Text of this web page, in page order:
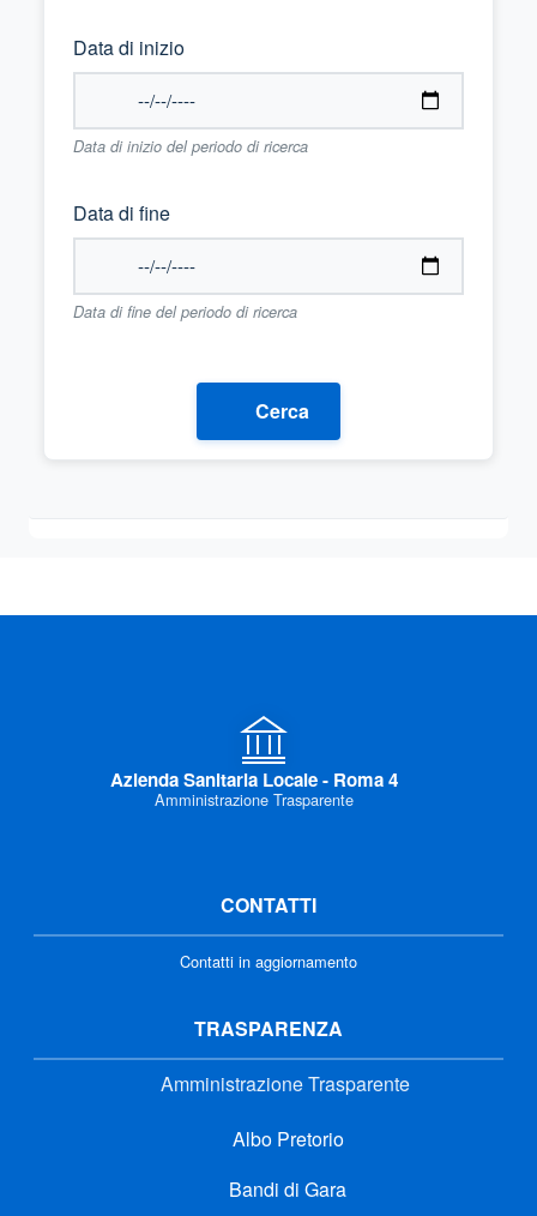
Data di inizio
Data di inizio del periodo di ricerca
Data di fine
Data di fine del periodo di ricerca
Cerca
Azienda Sanitaria Locale - Roma 4
Amministrazione Trasparente
CONTATTI
Contatti in aggiornamento
TRASPARENZA
Amministrazione Trasparente
Albo Pretorio
Bandi di Gara